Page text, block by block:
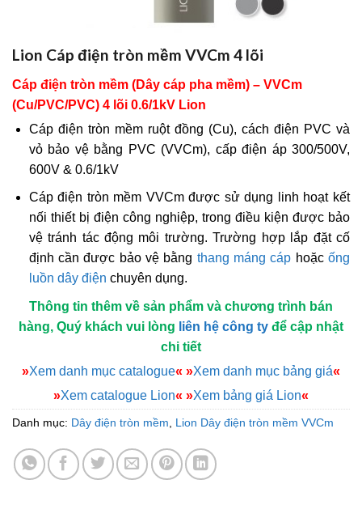
Lion Cáp điện tròn mềm VVCm 4 lõi
Cáp điện tròn mềm (Dây cáp pha mềm) – VVCm
(Cu/PVC/PVC) 4 lõi 0.6/1kV Lion
Cáp điện tròn mềm ruột đồng (Cu), cách điện PVC và
vỏ bảo vệ bằng PVC (VVCm), cấp điện áp 300/500V,
600V & 0.6/1kV
Cáp điện tròn mềm VVCm được sử dụng linh hoạt kết
nối thiết bị điện công nghiệp, trong điều kiện được bảo
vệ tránh tác động môi trường. Trường hợp lắp đặt cố
định cần được bảo vệ bằng thang máng cáp hoặcống
luồn dây điện chuyên dụng.
Thông tin thêm về sản phẩm và chương trình bán
hàng, Quý khách vui lòng liên hệ công ty để cập nhật
chi tiết
»Xem danh mục catalogue« »Xem danh mục bảng giá«
»Xem catalogue Lion« »Xem bảng giá Lion«
Danh mục: Dây điện tròn mềm, Lion Dây điện tròn mềm VVCm